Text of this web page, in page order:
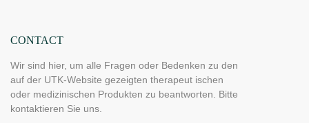
CONTACT
Wir sind hier, um alle Fragen oder Bedenken zu den
auf der UTK-Website gezeigten therapeut ischen
oder medizinischen Produkten zu beantworten. Bitte
kontaktieren Sie uns.